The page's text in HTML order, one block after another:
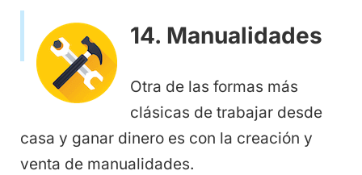
14. Manualidades
Otra de las formas más
clásicas de trabajar desde
casa y ganar dinero es con la creación y
venta de manualidades.